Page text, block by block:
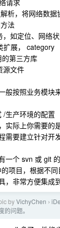
请求
析，将网络数据
法
，如定位、网络
扩展， category
第三方库
源文件
般按照业务模块
/生产环境的配置
实际上你需要的
需要建立针对开
一个 svn 或 git
项目，根据不
，非常方便集成
byVichyChen ›
的问题。